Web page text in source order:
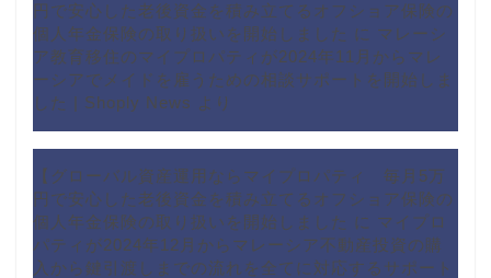
円で安心した老後資金を積み立てるオフショア保険の
個人年金保険の取り扱いを開始しました に マレーシ
ア教育移住のマイプロパティが2024年11月からマレ
ーシアでメイドを雇うための相談サポートを開始しま
した | Shoply News より
【グローバル資産運用ならマイプロパティ 毎月5万
円で安心した老後資金を積み立てるオフショア保険の
個人年金保険の取り扱いを開始しました に マイプロ
パティが2024年12月からマレーシア不動産投資の購
入から鍵引渡しまでの流れを全てに対応するサポート